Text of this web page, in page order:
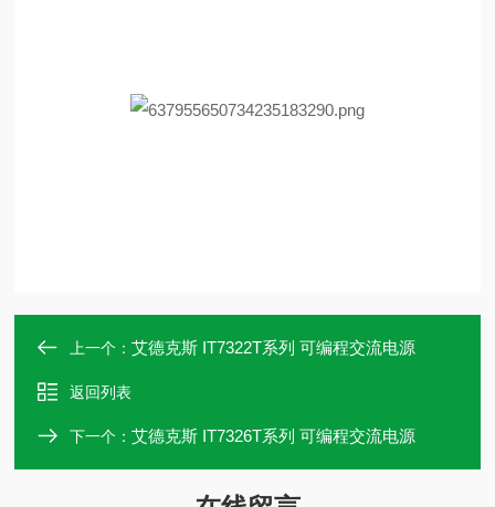
上一个：艾德克斯 IT7322T系列 可编程交流电源
返回列表
下一个：艾德克斯 IT7326T系列 可编程交流电源